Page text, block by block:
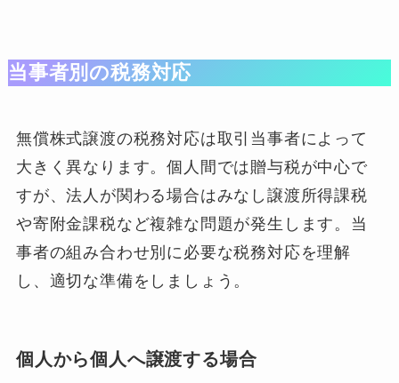
当事者別の税務対応
無償株式譲渡の税務対応は取引当事者によって
大きく異なります。個人間では贈与税が中心で
すが、法人が関わる場合はみなし譲渡所得課税
や寄附金課税など複雑な問題が発生します。当
事者の組み合わせ別に必要な税務対応を理解
し、適切な準備をしましょう。
個人から個人へ譲渡する場合